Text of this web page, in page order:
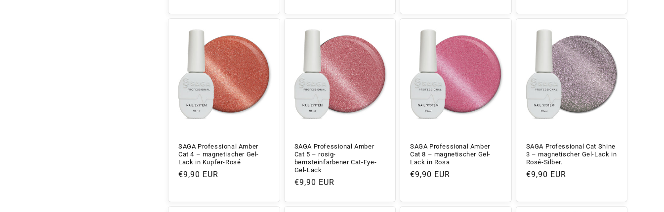
SAGA Professional Amber
Cat 4 – magnetischer Gel-
Lack in Kupfer-Rosé
Normaler
€9,90 EUR
SAGA Professional Amber
Cat 5 – rosig-
bernsteinfarbener Cat-Eye-
Gel-Lack
Normaler
€9,90 EUR
SAGA Professional Amber
Cat 8 – magnetischer Gel-
Lack in Rosa
Normaler
€9,90 EUR
SAGA Professional Cat Shine
3 – magnetischer Gel-Lack in
Rosé-Silber.
Normaler
€9,90 EUR